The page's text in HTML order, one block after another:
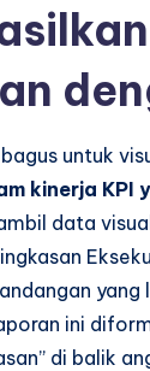
untuk
kinerja KPI
data
yang
ini
di balik